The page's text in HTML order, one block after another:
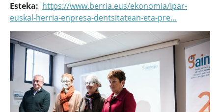
Esteka
https://www.berria.eus/ekonomia/ipar-
euskal-herria-enpresa-dentsitatean-eta-pre…